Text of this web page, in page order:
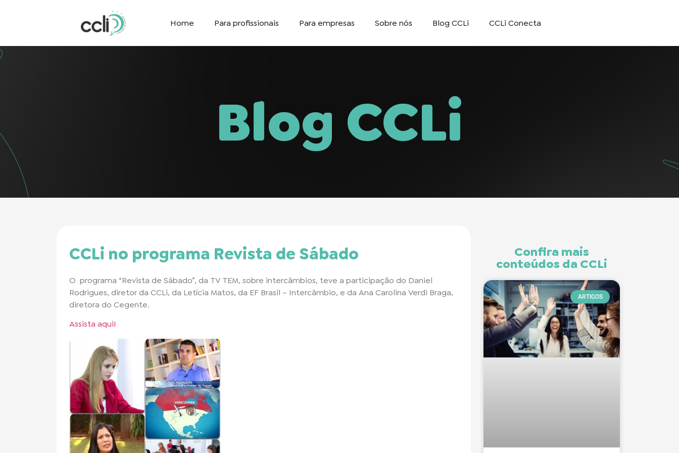
Home Para profissionais Para empresas Sobre nós Blog CCLi CCLi Conecta
Blog CCLi
CCLi no programa Revista de Sábado
O programa “Revista de Sábado”, da TV TEM, sobre intercâmbios, teve a participação do Daniel
Rodrigues, diretor da CCLi, da Letícia Matos, da EF Brasil – Intercâmbio, e da Ana Carolina Verdi Braga,
diretora do Cegente.
Assista aqui!
Confira mais
conteúdos da CCLi
ARTIGOS